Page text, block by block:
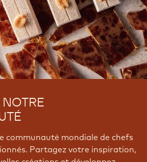
communauté mondiale de chefs
Partagez votre inspiration,